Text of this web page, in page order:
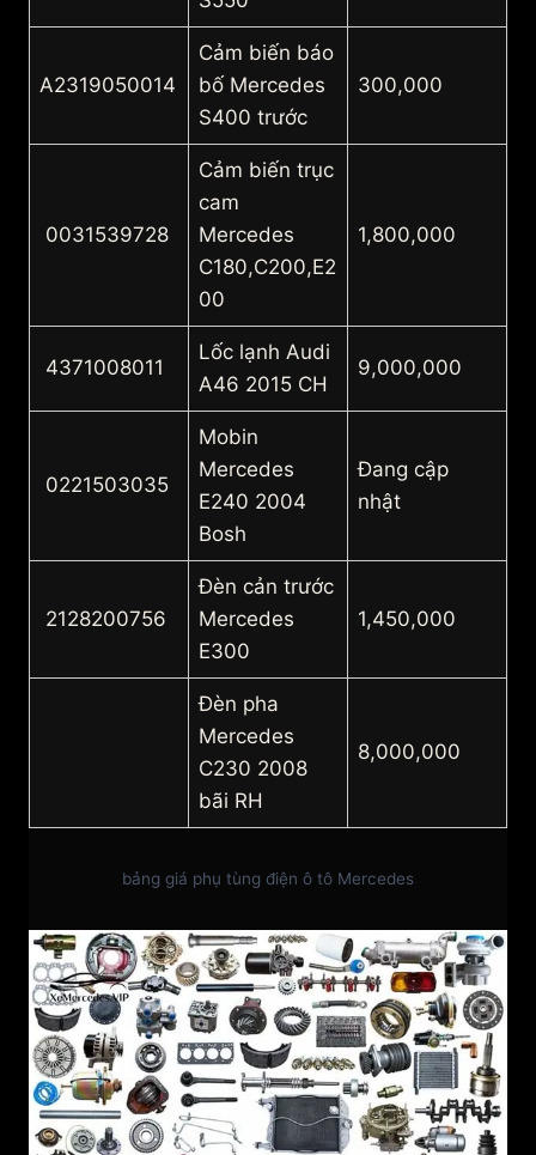
A2319050014
Cảm biến báo
bố Mercedes
S400 trước
300,000
0031539728
Cảm biến trục
cam
Mercedes
C180,C200,E2
00
1,800,000
4371008011
Lốc lạnh Audi
A46 2015 CH
9,000,000
0221503035
Mobin
Mercedes
E240 2004
Bosh
Đang cập
nhật
2128200756
Đèn cản trước
Mercedes
E300
1,450,000
Đèn pha
Mercedes
C230 2008
bãi RH
8,000,000
bảng giá phụ tùng điện ô tô Mercedes